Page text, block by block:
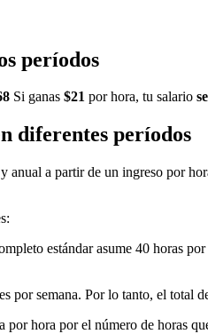
períodos
Si ganas $21 por hora, tu salario
diferentes períodos
anual a partir de un ingreso por
estándar asume 40 horas
por semana. Por lo tanto, el total
hora por el número de horas